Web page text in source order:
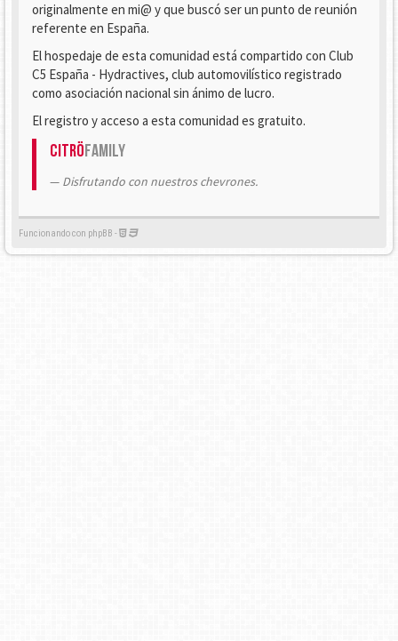
originalmente en mi@ y que buscó ser un punto de reunión
referente en España.
El hospedaje de esta comunidad está compartido con Club
C5 España - Hydractives, club automovilístico registrado
como asociación nacional sin ánimo de lucro.
El registro y acceso a esta comunidad es gratuito.
CitröFamily
Disfrutando con nuestros chevrones.
Funcionando con phpBB -